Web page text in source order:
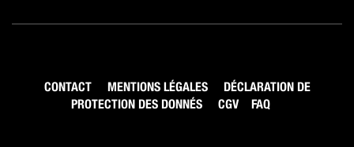
CONTACT MENTIONS LÉGALES
DÉCLARATION DE
PROTECTION DES DONNÉS
CGV FAQ